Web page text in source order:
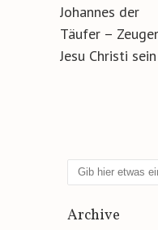
Johannes der
Täufer –
Jesu Christi sein
Suchen
Archive